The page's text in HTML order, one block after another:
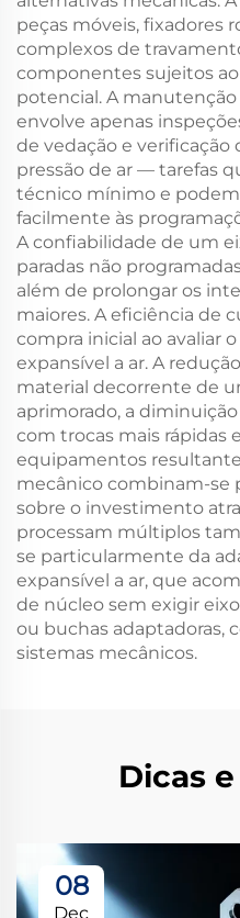
peças móveis, fixadores
complexos de
componentes sujeitos
potencial. A
envolve apenas
de vedação e verificação
pressão de ar — tarefas
técnico mínimo e
facilmente às
A confiabilidade de um
paradas não
além de prolongar os
maiores. A eficiência de
compra inicial ao avaliar
expansível a ar. A
material decorrente de
aprimorado, a
com trocas mais rápidas
equipamentos
mecânico combinam-se
sobre o investimento
processam múltiplos
se particularmente da
expansível a ar, que
de núcleo sem exigir
ou buchas adaptadoras,
sistemas mecânicos.
Dicas
08
Dec